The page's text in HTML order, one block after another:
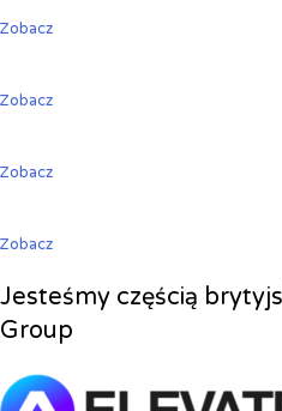
Zobacz
Zobacz
Zobacz
Zobacz
Jesteśmy częścią
Group